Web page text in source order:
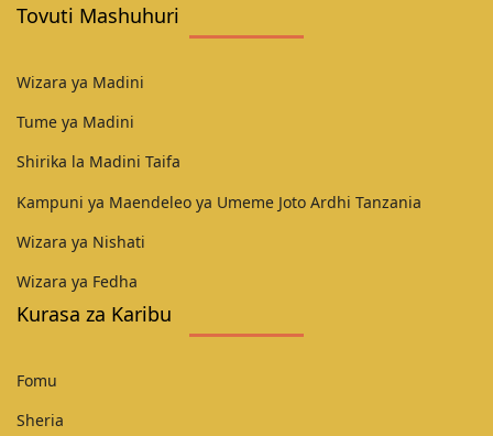
Tovuti Mashuhuri
Wizara ya Madini
Tume ya Madini
Shirika la Madini Taifa
Kampuni ya Maendeleo ya Umeme Joto Ardhi Tanzania
Wizara ya Nishati
Wizara ya Fedha
Kurasa za Karibu
Fomu
Sheria